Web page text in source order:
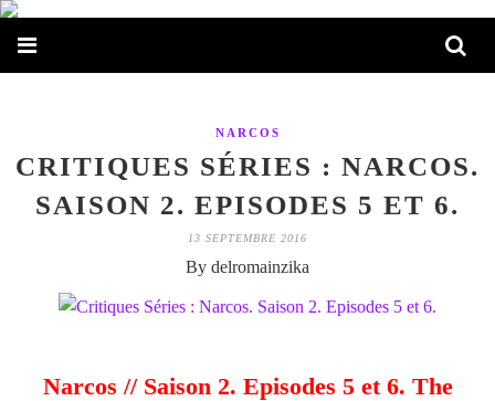
NARCOS
CRITIQUES SÉRIES : NARCOS.
SAISON 2. EPISODES 5 ET 6.
13 SEPTEMBRE 2016
By delromainzika
Narcos // Saison 2. Episodes 5 et 6. The